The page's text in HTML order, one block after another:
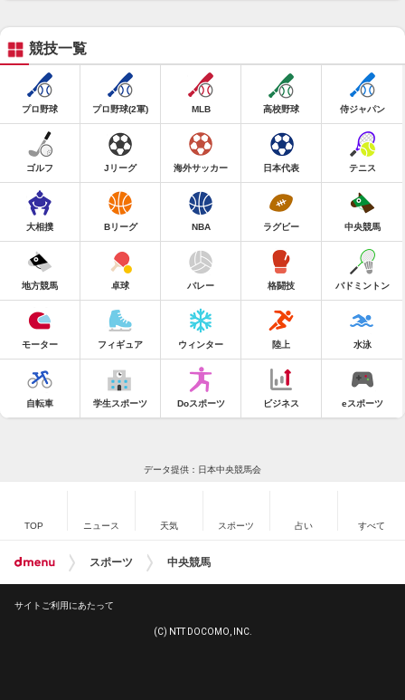
競技一覧
プロ野球 プロ野球(2軍) MLB 高校野球 侍ジャパン
ゴルフ Jリーグ 海外サッカー 日本代表 テニス
大相撲 Bリーグ NBA ラグビー 中央競馬
地方競馬 卓球 バレー 格闘技 バドミントン
モーター フィギュア ウィンター 陸上 水泳
自転車 学生スポーツ Doスポーツ ビジネス eスポーツ
データ提供：日本中央競馬会
TOP ニュース 天気 スポーツ 占い すべて
スポーツ 中央競馬
サイトご利用にあたって
(C) NTT DOCOMO, INC.